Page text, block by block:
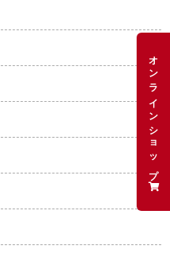
オンラインショップ